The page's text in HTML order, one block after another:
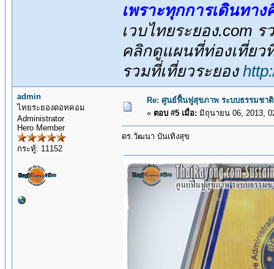
เพราะทุกการเดินทา
เวบไทยระยอง.com
คลิกดูแผนที่ท่องเที่ยว
รวมที่เที่ยวระยอง
admin
ไทยระยองดอทคอม
Administrator
Hero Member
กระทู้: 11152
Re: ศูนย์ฟื้นฟูสุขภาพ ระบบธรรมชา
« ตอบ #5 เมื่อ: มิถุนายน 06, 2013,
ดร.วัฒนา บันเทิงสุข